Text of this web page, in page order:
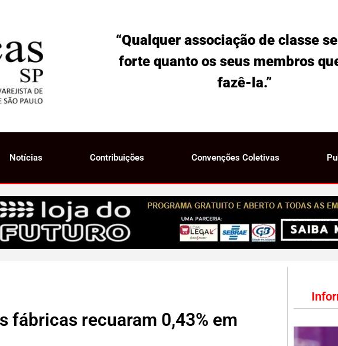
“Qualquer associação de classe
forte quanto os seus membros
fazê-la.”
Notícias Contribuições Convenções Coletivas
fábricas recuaram 0,43% em